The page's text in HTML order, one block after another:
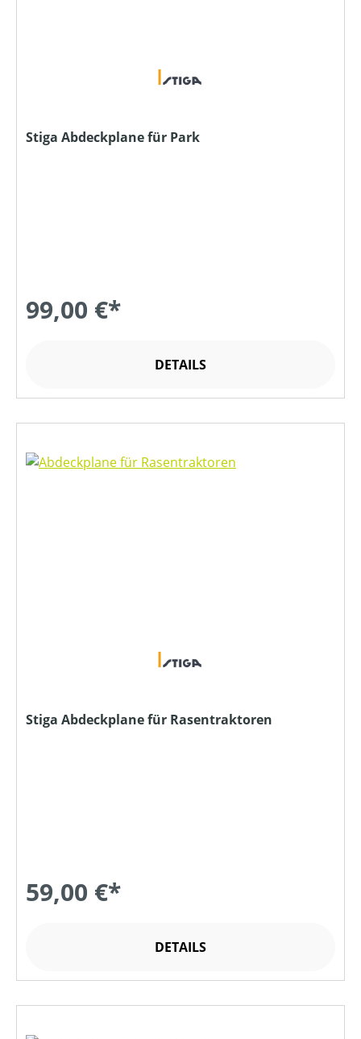
Stiga Abdeckplane für Park
99,00 €*
DETAILS
Stiga Abdeckplane für Rasentraktoren
59,00 €*
DETAILS